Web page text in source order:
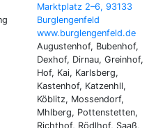
Marktplatz 2–6, 93133
Burglengenfeld
www.burglengenfeld.de
Augustenhof, Bubenhof,
Dexhof, Dirnau, Greinhof,
Hof, Kai, Karlsberg,
Kastenhof, Katzenhll,
Köblitz, Mossendorf,
Mhlberg, Pottenstetten,
Richthof, Rödlhof, Saaß,